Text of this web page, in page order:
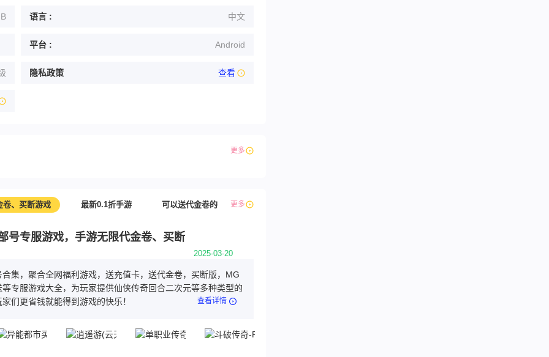
语言 : 中文
平台 : Android
隐私政策 查看
更多
更多
卷、买断游戏 最新0.1折手游 可以送代金卷的手游推荐，主播推荐游戏大全
号专服游戏，手游无限代金卷、买断
2025-03-20
集，聚合全网福利游戏，送充值卡，送代金卷，买断版，MG
专服游戏大全，为玩家提供仙侠传奇回合二次元等多种类型的
们更省钱就能得到游戏的快乐！
查看详情